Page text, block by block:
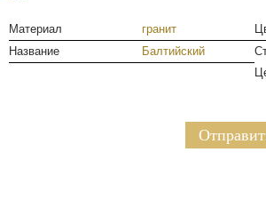
Материал гранит
Название
Балтийский